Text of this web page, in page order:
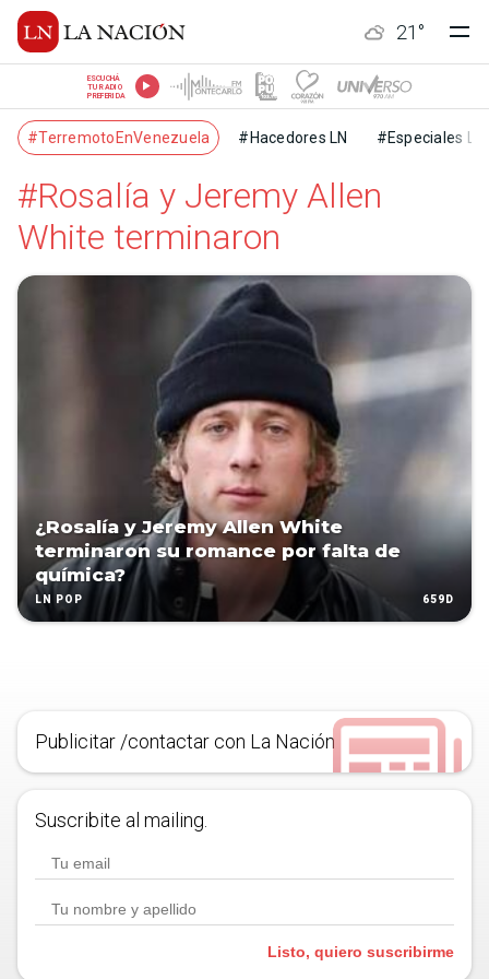
21 °
ESCUCHÁ
TU RADIO
PREFERIDA
#TerremotoEnVenezuela #Hacedores LN #Especiales LN
#Rosalía y Jeremy Allen
White terminaron
¿Rosalía y Jeremy Allen White
terminaron su romance por falta de
química?
LN POP 659D
Publicitar /contactar con La Nación
Suscribite al mailing.
Listo, quiero suscribirme